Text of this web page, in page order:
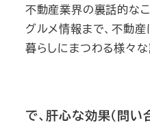
不動産業界の裏話的な
グルメ情報まで、不動
暮らしにまつわる様々
で、肝心な効果（問